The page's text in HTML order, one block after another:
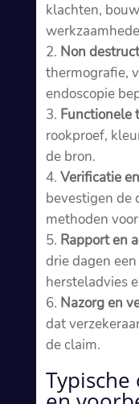
klachten,
Non
thermografie,
endoscopie
Functionele
rookproef,
de bron.​
Verificatie
bevestigen de
methoden
Rapport en
drie dagen
hersteladvies
Nazorg en
dat
de claim.​